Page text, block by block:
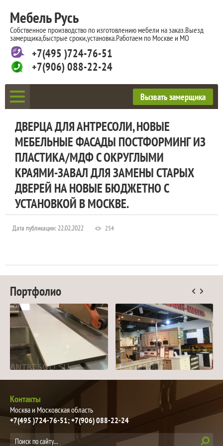
Мебель Русь
Собственное производство по изготовлению мебели на заказ.Выезд
замерщика,быстрые сроки,установка.Работаем по Москве и МО
+7(495 )724-76-51
+7(906) 088-22-24
Вызвать замерщика
ДВЕРЦА ДЛЯ АНТРЕСОЛИ, НОВЫЕ
МЕБЕЛЬНЫЕ ФАСАДЫ ПОСТФОРМИНГ ИЗ
ПЛАСТИКА/МДФ С ОКРУГЛЫМИ
КРАЯМИ-ЗАВАЛ ДЛЯ ЗАМЕНЫ СТАРЫХ
ДВЕРЕЙ НА НОВЫЕ БЮДЖЕТНО С
УСТАНОВКОЙ В МОСКВЕ.
Дата публикации: 22.02.2022 254
Портфолио
Контакты
Москва и Московская область
+7(495 )724-76-51 +7(906) 088-22-24